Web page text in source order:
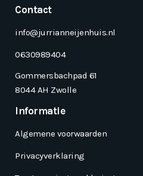
Contact
info@jurrianneijenhuis.nl
0630989404
Gommersbachpad 61
8044 AH Zwolle
Informatie
Algemene voorwaarden
Privacyverklaring